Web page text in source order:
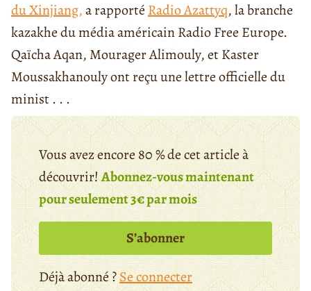
du Xinjiang,a rapporté Radio Azattyq, la branche
kazakhe du média américain Radio Free Europe.
Qaïcha Aqan, Mourager Alimouly, et Kaster
Moussakhanouly ont reçu une lettre officielle du
minist . . .
Vous avez encore 80 % de cet article à
découvrir!Abonnez-vous maintenant
pour seulement 3€ par mois
S’abonner
Déjà abonné ?Se connecter